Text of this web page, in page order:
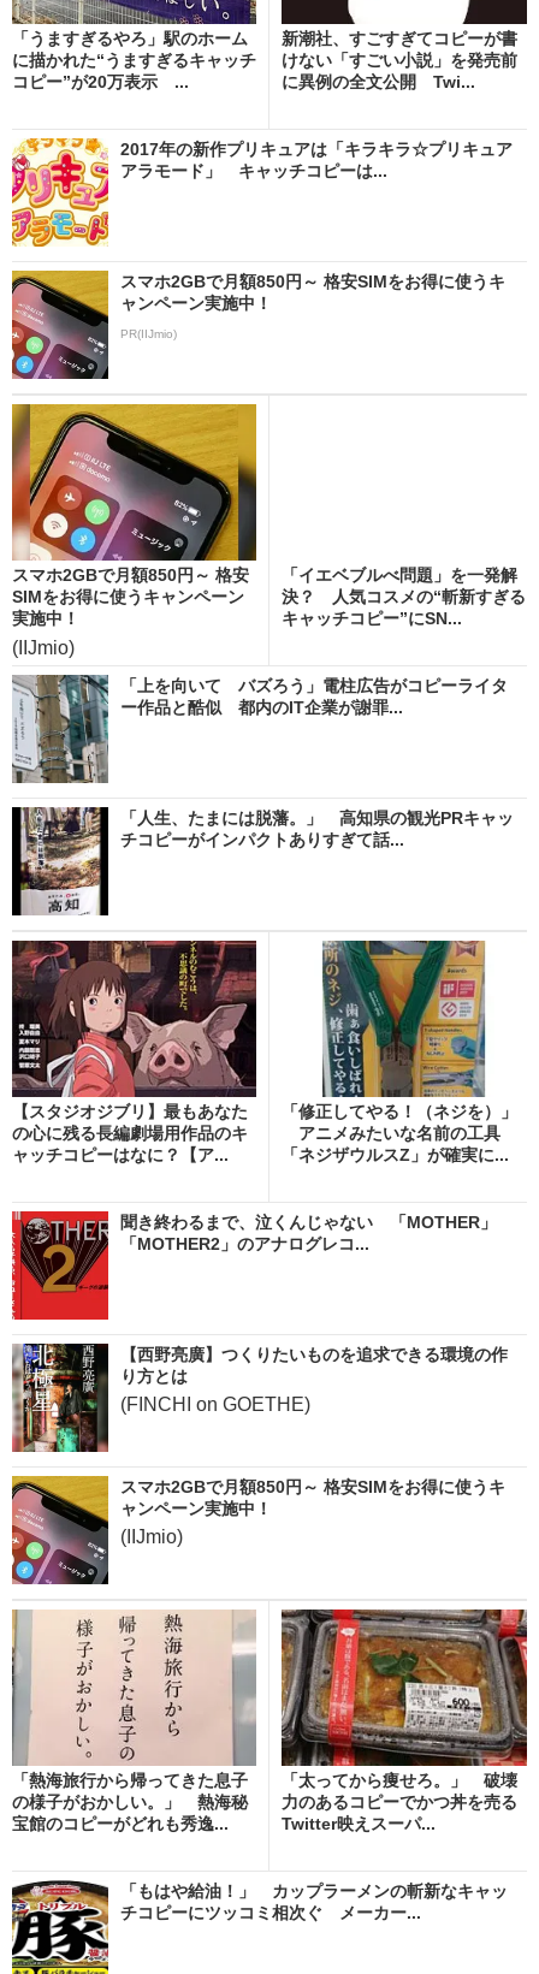
「うますぎるやろ」駅のホーム
に描かれた“うますぎるキャッチ
コピー”が20万表示 ...
新潮社、すごすぎてコピーが書
けない「すごい小説」を発売前
に異例の全文公開 Twi...
2017年の新作プリキュアは「キラキラ☆プリキュア
アラモード」 キャッチコピーは...
スマホ2GBで月額850円～ 格安SIMをお得に使うキ
ャンペーン実施中！
PR(IIJmio)
スマホ2GBで月額850円～ 格安
SIMをお得に使うキャンペーン
実施中！
(IIJmio)
「イエベブルべ問題」を一発解
決？ 人気コスメの“斬新すぎる
キャッチコピー”にSN...
「上を向いて バズろう」電柱広告がコピーライタ
ー作品と酷似 都内のIT企業が謝罪...
「人生、たまには脱藩。」 高知県の観光PRキャッ
チコピーがインパクトありすぎて話...
【スタジオジブリ】最もあなた
の心に残る長編劇場用作品のキ
ャッチコピーはなに？【ア...
「修正してやる！（ネジを）」
アニメみたいな名前の工具
「ネジザウルスZ」が確実に...
聞き終わるまで、泣くんじゃない 「MOTHER」
「MOTHER2」のアナログレコ...
【西野亮廣】つくりたいものを追求できる環境の作
り方とは
(FINCHI on GOETHE)
スマホ2GBで月額850円～ 格安SIMをお得に使うキ
ャンペーン実施中！
(IIJmio)
「熱海旅行から帰ってきた息子
の様子がおかしい。」 熱海秘
宝館のコピーがどれも秀逸...
「太ってから痩せろ。」 破壊
力のあるコピーでかつ丼を売る
Twitter映えスーパ...
「もはや給油！」 カップラーメンの斬新なキャッ
チコピーにツッコミ相次ぐ メーカー...